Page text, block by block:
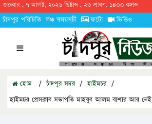
শুক্রবার , ৭ আগস্ট, ২০২৬ খ্রিষ্টাব্দ , ২৩ শ্রাবণ, ১৪৩৩ বঙ্গাব্দ
চাঁদপুর পরিচিতি লঞ্চ সময়সূচী ফটো ভিডিও
হোম / চাঁদপুর সদর / হাইমচর /
হাইমচর প্রেসক্লাব সভাপতি মাহবুব আলম বাশার আর নেই